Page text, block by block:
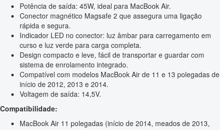
Potência de saída: 45W, ideal para MacBook Air.
Conector magnético Magsafe 2 que assegura uma ligação
rápida e segura.
Indicador LED no conector: luz âmbar para carregamento em
curso e luz verde para carga completa.
Design compacto e leve, fácil de transportar e guardar com
sistema de enrolamento integrado.
Compatível com modelos MacBook Air de 11 e 13 polegadas de
início de 2012, 2013 e 2014.
Voltagem de saída: 14,5V.
Compatibilidade:
MacBook Air 11 polegadas (início de 2014, meados de 2013,